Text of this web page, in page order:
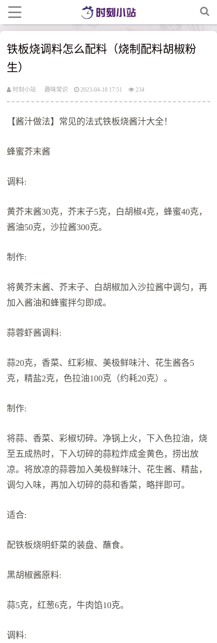
铁板烧调料怎么配料（烧制配料胡椒粉
生）
时刻小站 趣味常识 2023-04-18 17:51 234
【酱汁做法】常见的法式铁板烧酱汁大全！
蜂蜜芥末酱
调料:
黄芥末酱30克，芥末子5克，白胡椒4克，蜂蜜40克，
酱油50克，沙拉酱300克。
制作:
将黄芥末酱、芥末子、白胡椒加入沙拉酱中调匀，再
加入酱油和蜂蜜拌匀即成。
蒜蓉虾酱调料:
蒜20克，香菜、红彩椒、美极鲜味汁、花生酱各5
克，精盐2克，色拉油100克（约耗20克）。
制作:
将蒜、香菜、彩椒切碎。净锅上火，下入色拉油，烧
至五成热时，下入切碎的蒜粒炸成金黄色，捞出放
凉。将放凉的蒜蓉加入美极鲜味汁、花生酱、精盐，
调匀入味，再加入切碎的蒜和香菜，略拌即可。
适合:
配铁板烧明虾菜的装盘、蘸食。
黑胡椒酱原料:
蒜5克，红葱6克，牛肉馅10克。
调料: